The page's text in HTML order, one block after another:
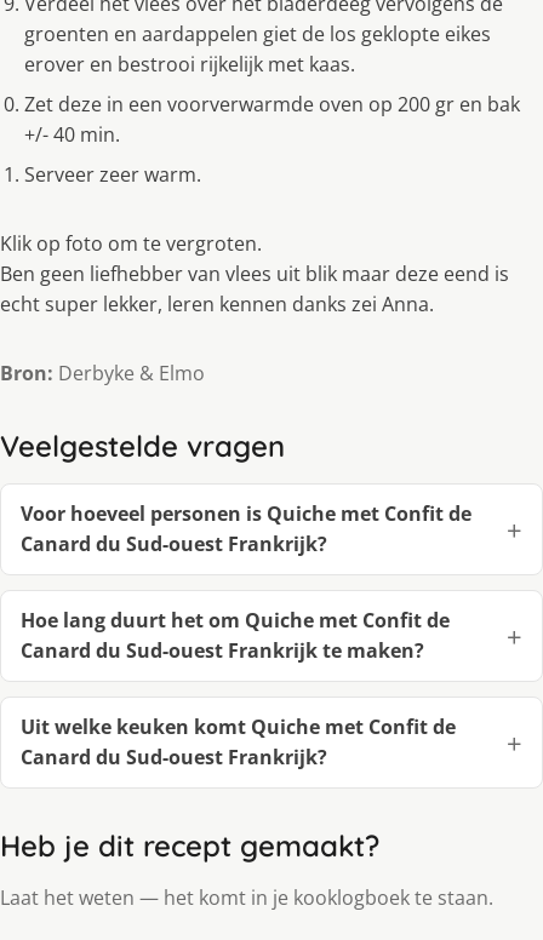
groenten en aardappelen giet de los geklopte eikes
erover en bestrooi rijkelijk met kaas.
Zet deze in een voorverwarmde oven op 200 gr en bak
+/- 40 min.
Serveer zeer warm.
Klik op foto om te vergroten.
Ben geen liefhebber van vlees uit blik maar deze eend is
echt super lekker, leren kennen danks zei Anna.
Bron: Derbyke & Elmo
Veelgestelde vragen
Voor hoeveel personen is Quiche met Confit de
Canard du Sud-ouest Frankrijk?
Hoe lang duurt het om Quiche met Confit de
Canard du Sud-ouest Frankrijk te maken?
Uit welke keuken komt Quiche met Confit de
Canard du Sud-ouest Frankrijk?
Heb je dit recept gemaakt?
Laat het weten — het komt in je kooklogboek te staan.